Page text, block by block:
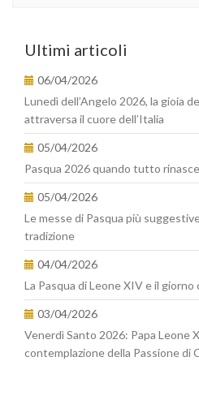
Ultimi articoli
06/04/2026
Lunedì dell’Angelo 2026, la gioia
attraversa il cuore dell’Italia
05/04/2026
Pasqua 2026 quando tutto
05/04/2026
Le messe di Pasqua più
tradizione
04/04/2026
La Pasqua di Leone XIV e il giorno
03/04/2026
Venerdì Santo 2026: Papa Leone
contemplazione della Passione di